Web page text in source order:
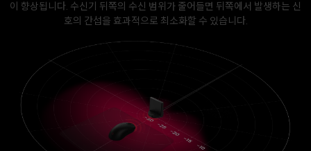
이 향상됩니다. 수신기 뒤쪽의 수신 범위가 줄어들면 뒤쪽에서 발생하는 신
호의 간섭을 효과적으로 최소화할 수 있습니다.